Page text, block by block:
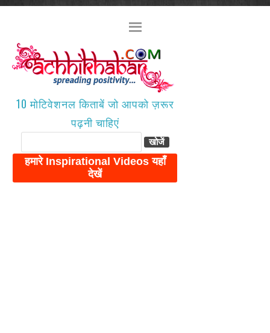
10 मोटिवेशनल किताबें जो आपको ज़रूर
पढ़नी चाहिएं